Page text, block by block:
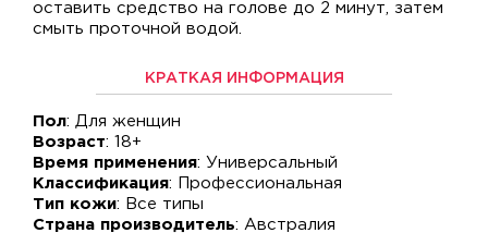
оставить средство на голове до 2 минут, затем
смыть проточной водой.
КРАТКАЯ ИНФОРМАЦИЯ
Пол: Для женщин
Возраст: 18+
Время применения: Универсальный
Классификация: Профессиональная
Тип кожи: Все типы
Страна производитель: Австралия